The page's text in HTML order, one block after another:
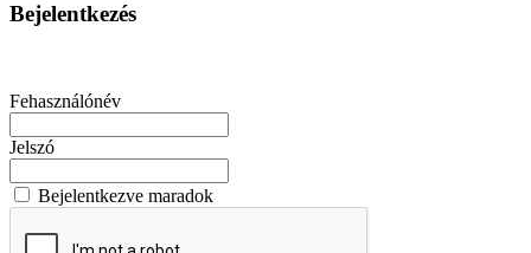
Bejelentkezés
Fehasználónév
Jelszó
Bejelentkezve maradok